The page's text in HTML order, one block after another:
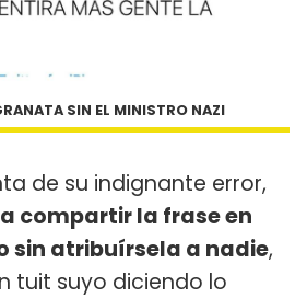
SIN EL MINISTRO NAZI
de su indignante error,
compartir la frase en
sin atribuírsela a nadie,
tuit suyo diciendo lo